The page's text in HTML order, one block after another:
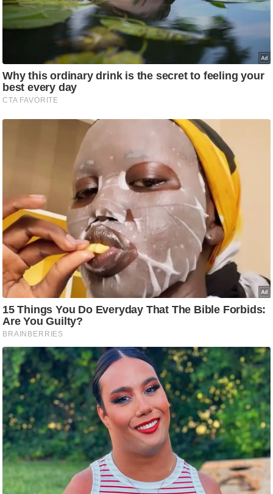
/
फै
घ
रे
न
स्थ
ल
फि
ट
ने
स
मं
त्रा
रि
ले
श
न
शि
प
रा
ज
नी